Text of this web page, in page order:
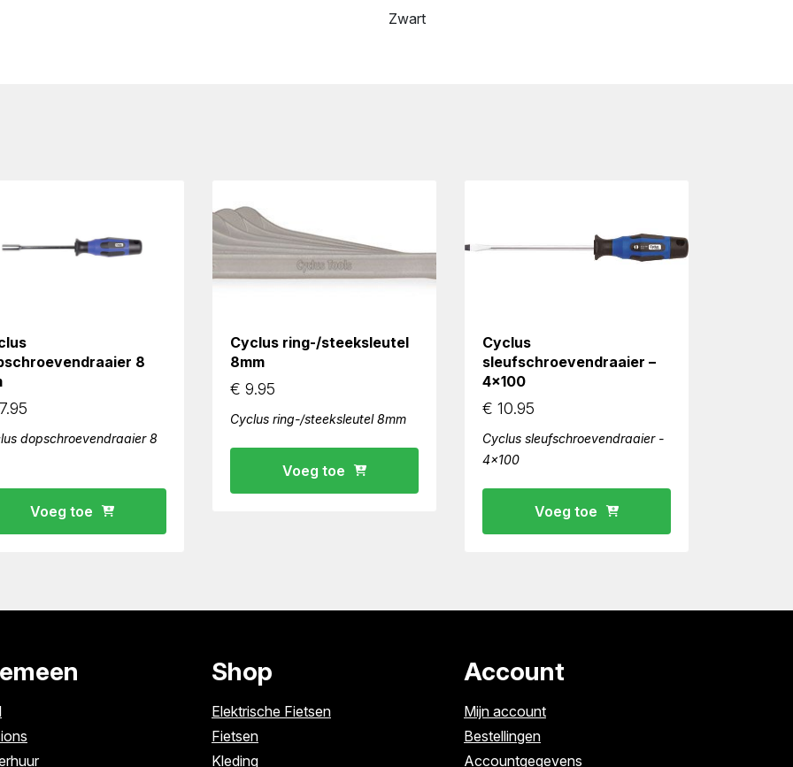
Zwart
8
dopschroevendraaier 8
Voeg toe
Cyclus ring-/steeksleutel
8mm
€ 9.95
Cyclus ring-/steeksleutel 8mm
Voeg toe
Cyclus
sleufschroevendraaier –
4×100
€ 10.95
Cyclus sleufschroevendraaier -
4x100
Voeg toe
Shop
Elektrische Fietsen
Fietsen
Kleding
Account
Mijn account
Bestellingen
Accountgegevens